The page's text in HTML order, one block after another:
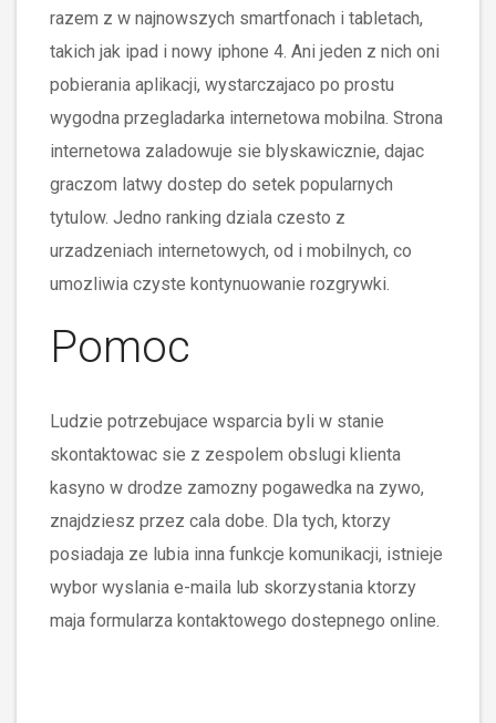
razem z w najnowszych smartfonach i tabletach,
takich jak ipad i nowy iphone 4. Ani jeden z nich oni
pobierania aplikacji, wystarczajaco po prostu
wygodna przegladarka internetowa mobilna. Strona
internetowa zaladowuje sie blyskawicznie, dajac
graczom latwy dostep do setek popularnych
tytulow. Jedno ranking dziala czesto z
urzadzeniach internetowych, od i mobilnych, co
umozliwia czyste kontynuowanie rozgrywki.
Pomoc
Ludzie potrzebujace wsparcia byli w stanie
skontaktowac sie z zespolem obslugi klienta
kasyno w drodze zamozny pogawedka na zywo,
znajdziesz przez cala dobe. Dla tych, ktorzy
posiadaja ze lubia inna funkcje komunikacji, istnieje
wybor wyslania e-maila lub skorzystania ktorzy
maja formularza kontaktowego dostepnego online.